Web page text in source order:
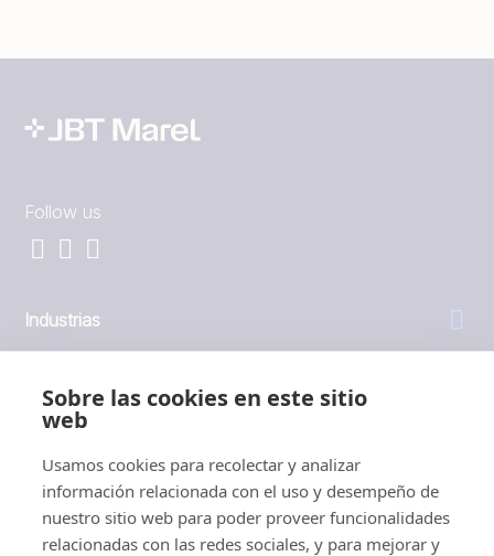
Sobre las cookies en este sitio
web
Usamos cookies para recolectar y analizar
información relacionada con el uso y desempeño de
nuestro sitio web para poder proveer funcionalidades
relacionadas con las redes sociales, y para mejorar y
Follow us
Industrias
Inversores